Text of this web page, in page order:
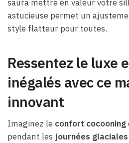
saura mettre en valeur votre
astucieuse permet un
style flatteur pour toutes.
Ressentez le luxe
inégalés avec ce
innovant
Imaginez le confort cocooning
pendant les journées glaciales